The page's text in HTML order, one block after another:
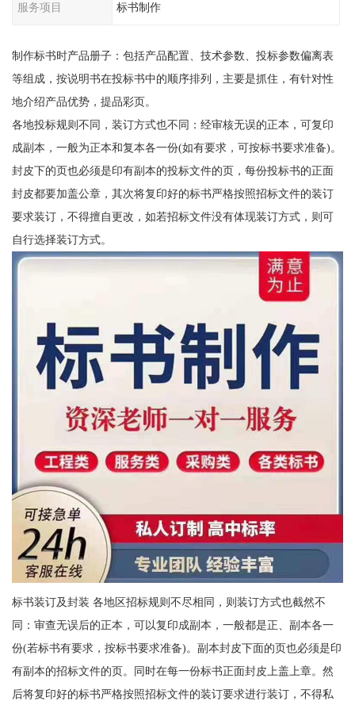
服务项目 标书制作
制作标书时产品册子：包括产品配置、技术参数、投标参数偏离表
等组成，按说明书在投标书中的顺序排列，主要是抓住，有针对性
地介绍产品优势，提品彩页。
各地投标规则不同，装订方式也不同：经审核无误的正本，可复印
成副本，一般为正本和复本各一份(如有要求，可按标书要求准备)。
封皮下的页也必须是印有副本的投标文件的页，每份投标书的正面
封皮都要加盖公章，其次将复印好的标书严格按照招标文件的装订
要求装订，不得擅自更改，如若招标文件没有体现装订方式，则可
自行选择装订方式。
标书装订及封装 各地区招标规则不尽相同，则装订方式也截然不
同：审查无误后的正本，可以复印成副本，一般都是正、副本各一
份(若标书有要求，按标书要求准备)。副本封皮下面的页也必须是印
有副本的招标文件的页。同时在每一份标书正面封皮上盖上章。然
后将复印好的标书严格按照招标文件的装订要求进行装订，不得私